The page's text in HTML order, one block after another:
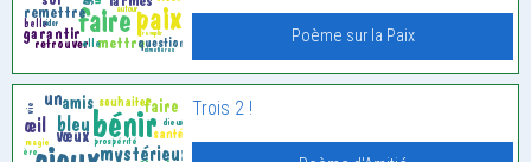
Poème sur la Paix
Trois 2 !